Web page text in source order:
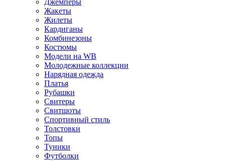
Жакеты
Жилеты
Кардиганы
Комбинезоны
Костюмы
Модели на WB
Молодежные коллекции
Нарядная одежда
Платья
Рубашки
Свитеры
Свитшоты
Спортивный стиль
Толстовки
Топы
Туники
Футболки